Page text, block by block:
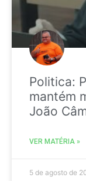
Politica:
mantém
João
VER MATÉRIA »
5 de agosto de